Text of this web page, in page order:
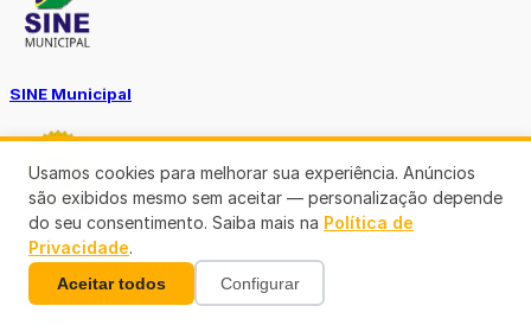
SINE Municipal
Transparência Porto Velho
Usamos cookies para melhorar sua experiência. Anúncios
são exibidos mesmo sem aceitar — personalização depende
do seu consentimento. Saiba mais na Política de
Privacidade.
Aceitar todos Configurar